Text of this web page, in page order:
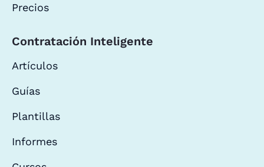
Precios
Contratación Inteligente
Artículos
Guías
Plantillas
Informes